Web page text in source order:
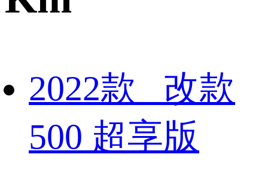
2022款 改款
500 超享版